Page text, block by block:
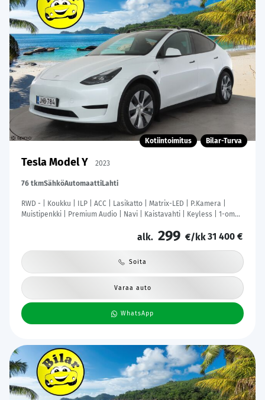
Kotiintoimitus Bilar-Turva
Tesla Model Y 2023
76 tkmSähköAutomaattiLahti
RWD - | Koukku | ILP | ACC | Lasikatto | Matrix-LED | P.Kamera |
Muistipenkki | Premium Audio | Navi | Kaistavahti | Keyless | 1-om
alk. 299 €/kk31 400 €
Soita
Varaa auto
WhatsApp